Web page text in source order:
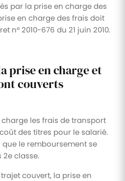
par la prise en charge des
en charge des frais doit
n° 2010-676 du 21 juin 2010.
prise en charge et
couverts
charge les frais de transport
des titres pour le salarié.
le remboursement se
classe.
couvert, la prise en